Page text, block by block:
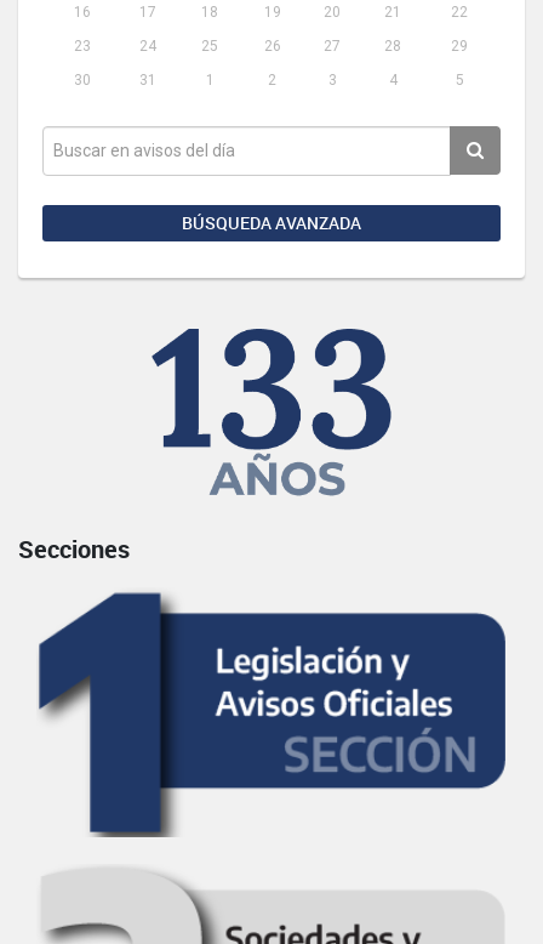
16
17 18 19 20 21
22
23
24 25 26 27 28
29
30
31 1 2 3 4 5
BÚSQUEDA AVANZADA
Secciones